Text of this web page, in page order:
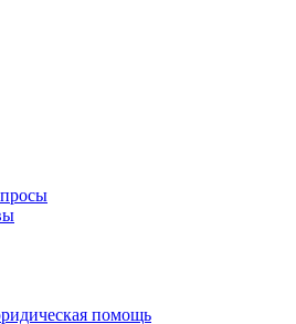
помощь